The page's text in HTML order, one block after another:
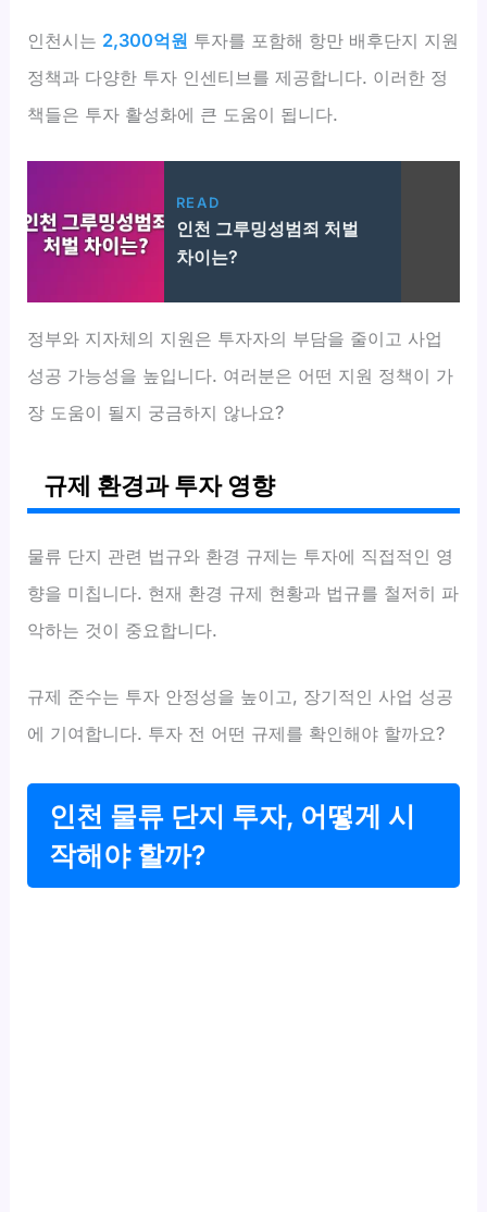
인천시는 2,300억원 투자를 포함해 항만 배후단지 지원
정책과 다양한 투자 인센티브를 제공합니다. 이러한 정
책들은 투자 활성화에 큰 도움이 됩니다.
READ
인천 그루밍성범죄 처벌
차이는?
정부와 지자체의 지원은 투자자의 부담을 줄이고 사업
성공 가능성을 높입니다. 여러분은 어떤 지원 정책이 가
장 도움이 될지 궁금하지 않나요?
규제 환경과 투자 영향
물류 단지 관련 법규와 환경 규제는 투자에 직접적인 영
향을 미칩니다. 현재 환경 규제 현황과 법규를 철저히 파
악하는 것이 중요합니다.
규제 준수는 투자 안정성을 높이고, 장기적인 사업 성공
에 기여합니다. 투자 전 어떤 규제를 확인해야 할까요?
인천 물류 단지 투자, 어떻게 시
작해야 할까?